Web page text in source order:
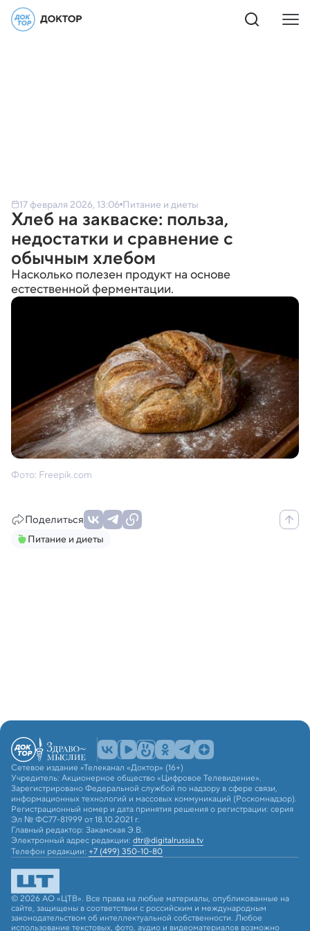
17 февраля 2026, 13:06 Питание и диеты
Хлеб на закваске: польза,
недостатки и сравнение с
обычным хлебом
Насколько полезен продукт на основе
естественной ферментации.
Фото: Freepik.com
Поделиться
Питание и диеты
Сетевое издание «Телеканал «Доктор» (16+)
Учредитель: Акционерное общество «Цифровое Телевидение».
Зарегистрировано Федеральной службой по надзору в сфере связи,
информационных технологий и массовых коммуникаций (Роскомнадзор).
Регистрационный номер и дата принятия решения о регистрации: серия
Эл № ФС77-81999 от 18.10.2021 г.
Главный редактор: Закамская Э.В.
Электронный адрес редакции: dtr@digitalrussia.tv
Телефон редакции: +7 (499) 350-10-80
© 2026 АО «ЦТВ». Все права на любые материалы, опубликованные на
сайте, защищены в соответствии с российским и международным
законодательством об интеллектуальной собственности. Любое
использование текстовых, фото, аудио и видеоматериалов возможно